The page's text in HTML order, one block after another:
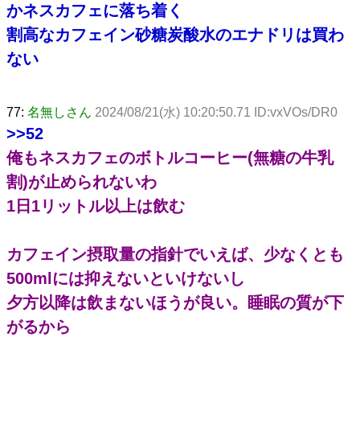
かネスカフェに落ち着く
割高なカフェイン砂糖炭酸水のエナドリは買わ
ない
77: 名無しさん 2024/08/21(水) 10:20:50.71 ID:vxVOs/DR0
>>52
俺もネスカフェのボトルコーヒー(無糖の牛乳
割)が止められないわ
1日1リットル以上は飲む
カフェイン摂取量の指針でいえば、少なくとも
500mlには抑えないといけないし
夕方以降は飲まないほうが良い。睡眠の質が下
がるから